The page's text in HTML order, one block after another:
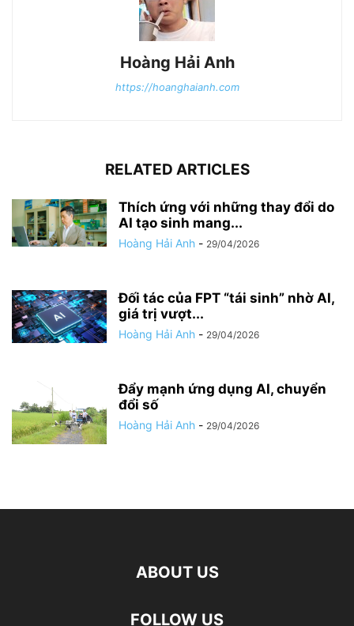
Hoàng Hải Anh
https://hoanghaianh.com
RELATED ARTICLES
Thích ứng với những thay đổi do
AI tạo sinh mang...
Hoàng Hải Anh - 29/04/2026
Đối tác của FPT “tái sinh” nhờ AI,
giá trị vượt...
Hoàng Hải Anh - 29/04/2026
Đẩy mạnh ứng dụng AI, chuyển
đổi số
Hoàng Hải Anh - 29/04/2026
ABOUT US
FOLLOW US